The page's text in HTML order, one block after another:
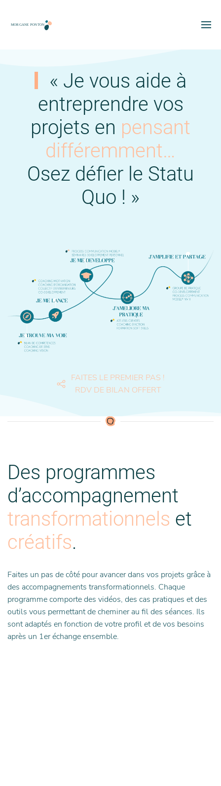
« Je vous aide à
entreprendre vos
projets en pensant
différemment…
Osez défier le Statu
Quo ! »
FAITES LE PREMIER PAS !
RDV DE BILAN OFFERT
Des programmes
d’accompagnement
transformationnels et
créatifs.
Faites un pas de côté pour avancer dans vos projets grâce à
des accompagnements transformationnels. Chaque
programme comporte des vidéos, des cas pratiques et des
outils vous permettant de cheminer au fil des séances. Ils
sont adaptés en fonction de votre profil et de vos besoins
après un 1er échange ensemble.